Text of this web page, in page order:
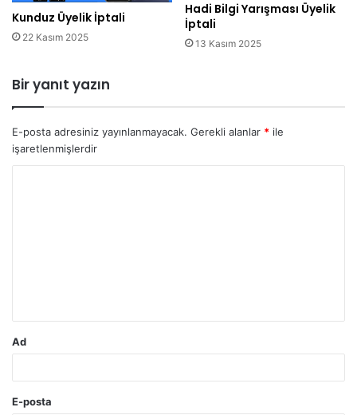
Kunduz Üyelik İptali
22 Kasım 2025
Hadi Bilgi Yarışması Üyelik
İptali
13 Kasım 2025
Bir yanıt yazın
E-posta adresiniz yayınlanmayacak. Gerekli alanlar * ile
işaretlenmişlerdir
Ad
E-posta